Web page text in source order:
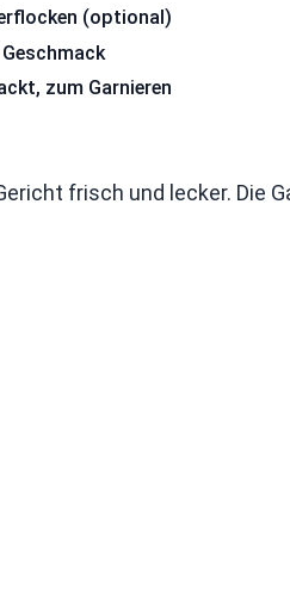
(optional)
zum Garnieren
frisch und lecker. Die